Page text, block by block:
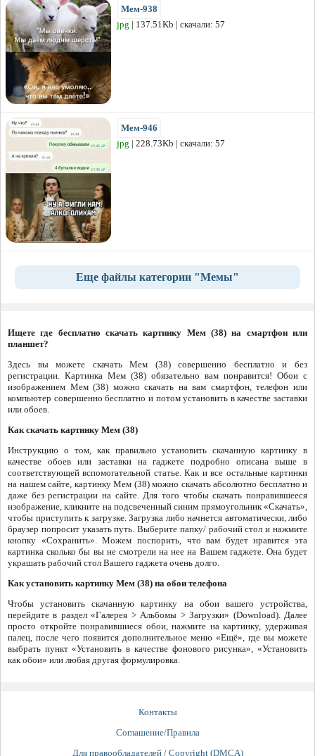
Мем-938
jpg | 137.51Kb | скачали: 57
Мем-946
jpg | 228.73Kb | скачали: 57
Еще файлы категории "Мемы"
Ищете где бесплатно скачать картинку Мем (38) на смартфон или
планшет?
Здесь вы можете скачать Мем (38) совершенно бесплатно и без
регистрации. Картинка Мем (38) обязательно вам понравится! Обои с
изображением Мем (38) можно скачать на вам смартфон, телефон или
компьютер совершенно бесплатно и потом установить в качестве заставки
или обоев.
Как скачать картинку Мем (38)
Инструкцию о том, как правильно установить скачанную картинку в
качестве обоев или заставки на гаджете подробно описана выше в
соответствующей вспомогательной статье. Как и все остальные картинки
на нашем сайте, картинку Мем (38) можно скачать абсолютно бесплатно и
даже без регистрации на сайте. Для того чтобы скачать понравившееся
изображение, кликните на подсвеченный синим прямоугольник «Скачать»,
чтобы приступить к загрузке. Загрузка либо начнется автоматически, либо
браузер попросит указать путь. Выберите папку/ рабочий стол и нажмите
кнопку «Сохранить». Можем поспорить, что вам будет нравится эта
картинка сколько бы вы не смотрели на нее на Вашем гаджете. Она будет
украшать рабочий стол Вашего гаджета очень долго.
Как установить картинку Мем (38) на обои телефона
Чтобы установить скачанную картинку на обои вашего устройства,
перейдите в раздел «Галерея > Альбомы > Загрузки» (Download). Далее
просто откройте понравившиеся обои, нажмите на картинку, удерживая
палец, после чего появится дополнительное меню «Ещё», где вы можете
выбрать пункт «Установить в качестве фонового рисунка», «Установить
как обои» или любая другая формулировка.
Контакты
Соглашение/Правила
Для правообладателей / Copyright (DMCA)